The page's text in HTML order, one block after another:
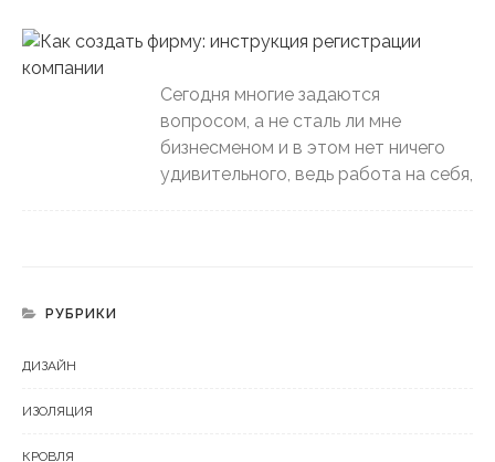
Сегодня многие задаются
вопросом, а не сталь ли мне
бизнесменом и в этом нет ничего
удивительного, ведь работа на себя,
РУБРИКИ
ДИЗАЙН
ИЗОЛЯЦИЯ
КРОВЛЯ